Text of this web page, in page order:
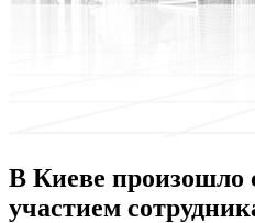
В Киеве произошло
участием